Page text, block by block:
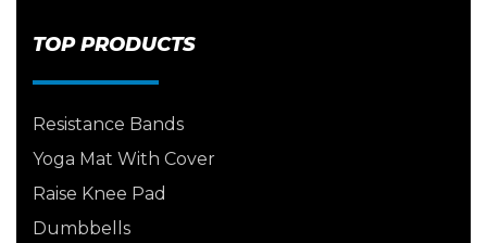
TOP PRODUCTS
Resistance Bands
Yoga Mat With Cover
Raise Knee Pad
Dumbbells